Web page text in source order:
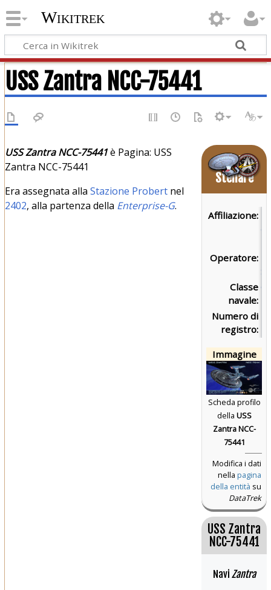
Wikitrek
USS Zantra NCC-75441
Nave
Stellare
Affiliazione:
Operatore:
Classe
navale:
Numero di
registro:
Immagine
Scheda profilo
della USS
Zantra NCC-
75441
Modifica i dati
nella pagina
della entità su
DataTrek
USS Zantra NCC-75441è Pagina: USS
Zantra NCC-75441
USS Zantra
NCC-75441
Navi Zantra
Era assegnata alla Stazione Probertnel
2402, alla partenza della Enterprise-G.